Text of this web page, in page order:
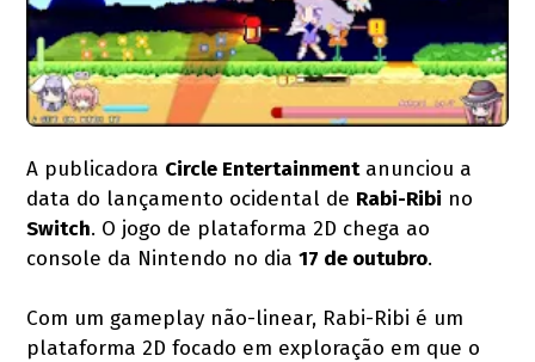
A publicadora Circle Entertainmentanunciou a
data do lançamento ocidental de Rabi-Ribi no
Switch. O jogo de plataforma 2D chega ao
console da Nintendo no dia17 de outubro.
Com um gameplay não-linear, Rabi-Ribi é um
plataforma 2D focado em exploração em que o